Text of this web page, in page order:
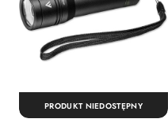
PRODUKT NIEDOSTĘPNY